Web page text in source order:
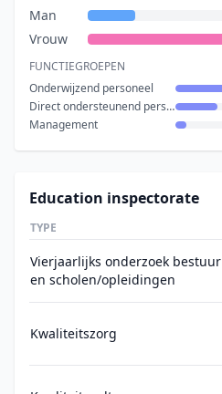
Man
Vrouw
FUNCTIEGROEPEN
Onderwijzend personeel
Direct ondersteunend personeel
Management
Education inspectorate
TYPE
Vierjaarlijks onderzoek bestuur
en scholen/opleidingen
Kwaliteitszorg